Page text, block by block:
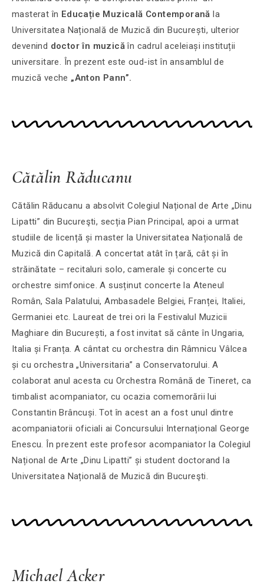
masterat în Educație Muzicală Contemporană la
Universitatea Națională de Muzică din București, ulterior
devenind doctor în muzicăîn cadrul aceleiași instituții
universitare. În prezent este oud-ist în ansamblul de
muzică veche „Anton Pann”.
Cătălin Răducanu
Cătălin Răducanu a absolvit Colegiul Național de Arte „Dinu
Lipatti” din Bucureşti, secția Pian Principal, apoi a urmat
studiile de licență și master la Universitatea Națională de
Muzică din Capitală. A concertat atât în țară, cât și în
străinătate – recitaluri solo, camerale și concerte cu
orchestre simfonice. A susținut concerte la Ateneul
Român, Sala Palatului, Ambasadele Belgiei, Franței, Italiei,
Germaniei etc. Laureat de trei ori la Festivalul Muzicii
Maghiare din București, a fost invitat să cânte în Ungaria,
Italia și Franța. A cântat cu orchestra din Râmnicu Vâlcea
și cu orchestra „Universitaria” a Conservatorului. A
colaborat anul acesta cu Orchestra Română de Tineret, ca
timbalist acompaniator, cu ocazia comemorării lui
Constantin Brâncuși. Tot în acest an a fost unul dintre
acompaniatorii oficiali ai Concursului Internațional George
Enescu. În prezent este profesor acompaniator la Colegiul
Național de Arte „Dinu Lipatti” și student doctorand la
Universitatea Națională de Muzică din Bucureşti.
Michael Acker